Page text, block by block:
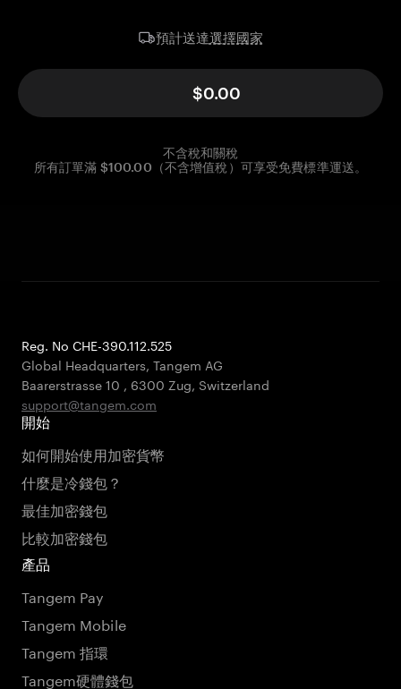
預計送達選擇國家
$0.00
不含稅和關稅
所有訂單滿 $100.00（不含增值稅）可享受免費標準運送。
Reg. No CHE-390.112.525
Global Headquarters, Tangem AG
Baarerstrasse 10 , 6300 Zug, Switzerland
support@tangem.com
開始
如何開始使用加密貨幣
什麼是冷錢包？
最佳加密錢包
比較加密錢包
產品
Tangem Pay
Tangem Mobile
Tangem 指環
Tangem硬體錢包